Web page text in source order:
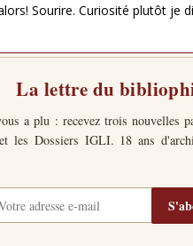
Sourire. Curiosité plutôt je
La lettre du
a plu : recevez trois nouvelles
les Dossiers IGLI. 18 ans